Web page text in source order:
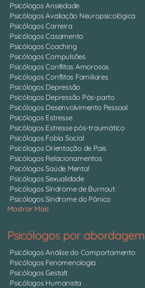
Psicólogos Ansiedade
Psicólogos Avaliação Neuropsicológica
Psicólogos Carreira
Psicólogos Casamento
Psicólogos Coaching
Psicólogos Compulsões
Psicólogos Conflitos Amorosos
Psicólogos Conflitos Familiares
Psicólogos Depressão
Psicólogos Depressão Pós-parto
Psicólogos Desenvolvimento Pessoal
Psicólogos Estresse
Psicólogos Estresse pós-traumático
Psicólogos Fobia Social
Psicólogos Orientação de Pais
Psicólogos Relacionamentos
Psicólogos Saúde Mental
Psicólogos Sexualidade
Psicólogos Síndrome de Burnout
Psicólogos Síndrome do Pânico
Mostrar Mais
Psicólogos por abordagem
Psicólogos Análise do Comportamento
Psicólogos Fenomenologia
Psicólogos Gestalt
Psicólogos Humanista